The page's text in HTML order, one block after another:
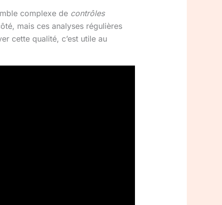
complexe de contrôles
mais ces analyses régulières
cette qualité, c’est utile au